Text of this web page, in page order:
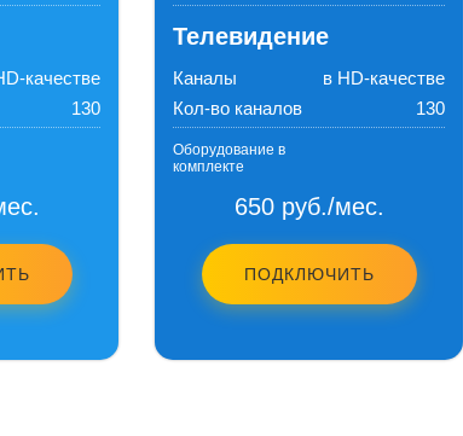
качестве
130
Телевидение
Каналы
в HD-качестве
Кол-во каналов
130
Оборудование в
комплекте
650 руб./мес.
ПОДКЛЮЧИТЬ